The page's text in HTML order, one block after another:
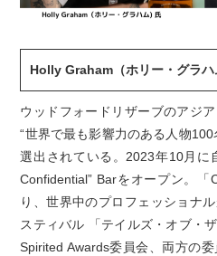
Holly Graham（ホリー・グラ
ウッドフォードリザーブのアジ
“世界で最も影響力のある人物
選出されている。2023年10月に
Confidential” Barをオープン。「
り、世界中のプロフェッショナ
スティバル 「テイルズ・オブ・
Spirited Awards委員会、両方の